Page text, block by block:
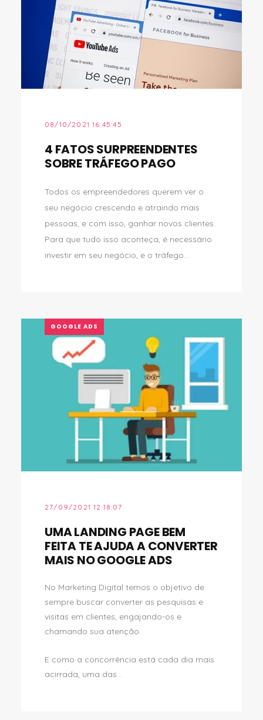
08/10/2021 16:45:45
4 FATOS SURPREENDENTES
SOBRE TRÁFEGO PAGO
Todos os empreendedores querem ver o
seu negócio crescendo e atraindo mais
pessoas, e com isso, ganhar novos clientes.
Para que tudo isso aconteça, é necessário
investir em seu negócio, e o tráfego...
GOOGLE ADS
27/09/2021 12:18:07
UMA LANDING PAGE BEM
FEITA TE AJUDA A CONVERTER
MAIS NO GOOGLE ADS
No Marketing Digital temos o objetivo de
sempre buscar converter as pesquisas e
visitas em clientes, engajando-os e
chamando sua atenção.
E como a concorrência está cada dia mais
acirrada, uma das...